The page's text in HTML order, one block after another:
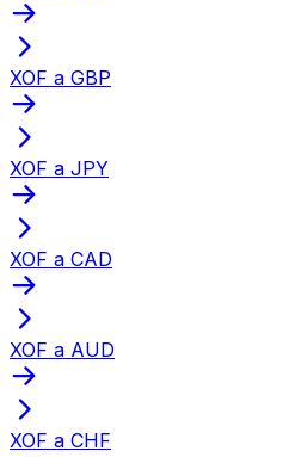
XOF a GBP
XOF a JPY
XOF a CAD
XOF a AUD
XOF a CHF